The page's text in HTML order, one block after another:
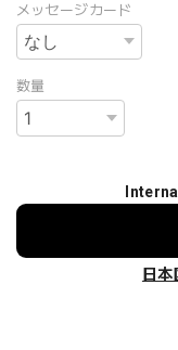
メッセージカード
数量
日